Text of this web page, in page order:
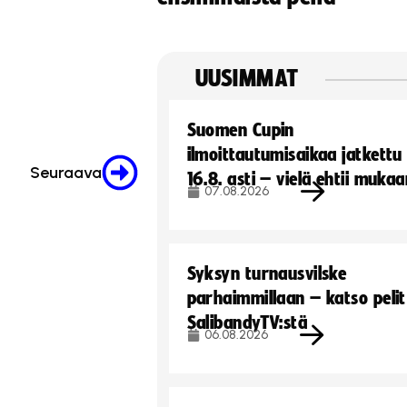
Seuraava
UUSIMMAT
Suomen Cupin
ilmoittautumisaikaa jatkettu
16.8. asti – vielä ehtii
07.08.2026
Syksyn turnausvilske
parhaimmillaan – katso pelit
SalibandyTV:stä
06.08.2026